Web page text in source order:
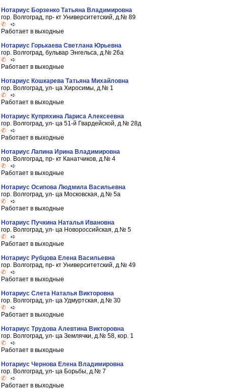
Нотариус Борзенко Татьяна Владимировна
гор. Волгоград, пр- кт Университетский, д.№ 89
✆ ➪
Работает в выходные
Нотариус Горькаева Светлана Юрьевна
гор. Волгоград, бульвар Энгельса, д.№ 26а
✆ ➪
Работает в выходные
Нотариус Кошкарева Татьяна Михайловна
гор. Волгоград, ул- ца Хиросимы, д.№ 1
✆ ➪
Работает в выходные
Нотариус Купряхина Лариса Алексеевна
гор. Волгоград, ул- ца 51-й Гвардейской, д.№ 28д
✆ ➪
Работает в выходные
Нотариус Лапина Ирина Владимировна
гор. Волгоград, пр- кт Канатчиков, д.№ 4
✆ ➪
Работает в выходные
Нотариус Осипова Людмила Васильевна
гор. Волгоград, ул- ца Московская, д.№ 5а
✆ ➪
Работает в выходные
Нотариус Пучкина Наталья Ивановна
гор. Волгоград, ул- ца Новороссийская, д.№ 5
✆ ➪
Работает в выходные
Нотариус Рубцова Елена Васильевна
гор. Волгоград, пр- кт Университетский, д.№ 49
✆ ➪
Работает в выходные
Нотариус Слета Наталья Викторовна
гор. Волгоград, ул- ца Удмуртская, д.№ 30
✆ ➪
Работает в выходные
Нотариус Трудова Алевтина Викторовна
гор. Волгоград, ул- ца Землячки, д.№ 58, кор. 1
✆ ➪
Работает в выходные
Нотариус Чернова Елена Владимировна
гор. Волгоград, ул- ца Борьбы, д.№ 7
✆ ➪
Работает в выходные